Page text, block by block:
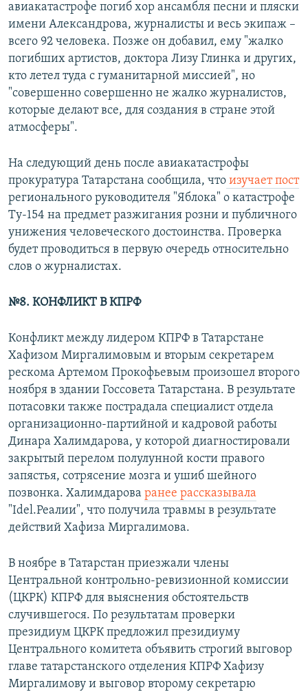
авиакатастрофе погиб хор ансамбля песни и пляски
имени Александрова, журналисты и весь экипаж –
всего 92 человека. Позже он добавил, ему "жалко
погибших артистов, доктора Лизу Глинка и других,
кто летел туда с гуманитарной миссией", но
"совершенно совершенно не жалко журналистов,
которые делают все, для создания в стране этой
атмосферы".
На следующий день после авиакатастрофы
прокуратура Татарстана сообщила, что изучает пост
регионального руководителя "Яблока" о катастрофе
Ту-154 на предмет разжигания розни и публичного
унижения человеческого достоинства. Проверка
будет проводиться в первую очередь относительно
слов о журналистах.
№8. КОНФЛИКТ В КПРФ
Конфликт между лидером КПРФ в Татарстане
Хафизом Миргалимовым и вторым секретарем
рескома Артемом Прокофьевым произошел второго
ноября в здании Госсовета Татарстана. В результате
потасовки также пострадала специалист отдела
организационно-партийной и кадровой работы
Динара Халимдарова, у которой диагностировали
закрытый перелом полулунной кости правого
запястья, сотрясение мозга и ушиб шейного
позвонка. Халимдарова ранее рассказывала
"Idel.Реалии", что получила травмы в результате
действий Хафиза Миргалимова.
В ноябре в Татарстан приезжали члены
Центральной контрольно-ревизионной комиссии
(ЦКРК) КПРФ для выяснения обстоятельств
случившегося. По результатам проверки
президиум ЦКРК предложил президиуму
Центрального комитета объявить строгий выговор
главе татарстанского отделения КПРФ Хафизу
Миргалимову и выговор второму секретарю